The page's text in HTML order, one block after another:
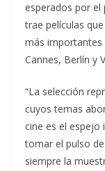
esperados por el
trae películas
más importantes
Cannes, Berlín y
“La selección
cuyos temas
cine es el espejo
tomar el pulso
siempre la